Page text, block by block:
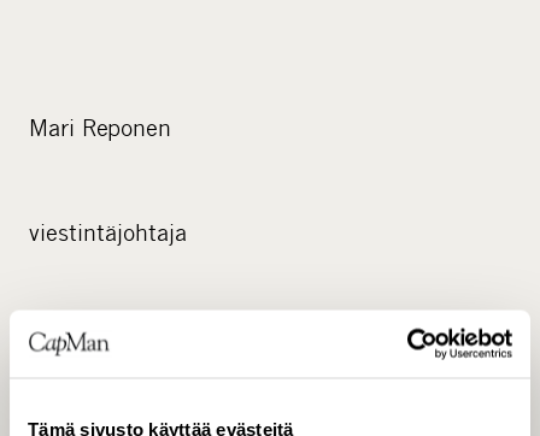
Tämä sivusto käyttää evästeitä
Mari Reponen
viestintäjohtaja
Sijoittajapalvelut